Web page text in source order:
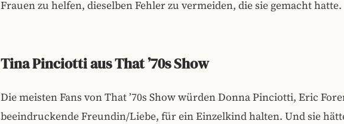
Frauen zu helfen, dieselben Fehler zu vermeiden, die sie gemacht hatte.
Tina Pinciotti aus That ’70s Show
Die meisten Fans von That ’70s Show würden Donna Pinciotti, Eric
beeindruckende Freundin/Liebe, für ein Einzelkind halten. Und sie